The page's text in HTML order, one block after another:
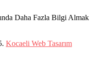
Daha Fazla Bilgi Almak
Kocaeli Web Tasarım